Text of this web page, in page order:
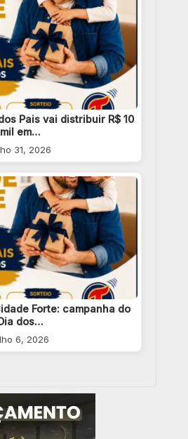
Pais vai distribuir R$ 10
mil em…
31, 2026
Forte: campanha do
Dia dos…
6, 2026